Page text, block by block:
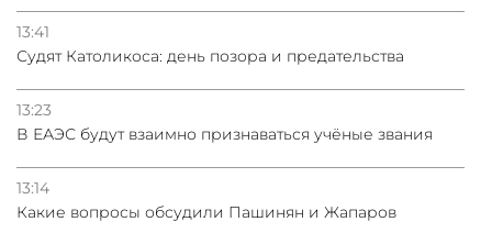
13:41
Судят Католикоса: день позора и предательства
13:23
В ЕАЭС будут взаимно признаваться учёные звания
13:14
Какие вопросы обсудили Пашинян и Жапаров